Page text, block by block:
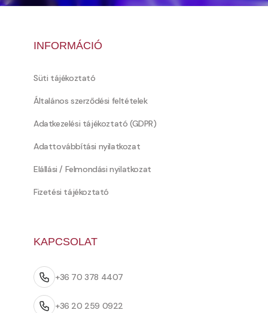
INFORMÁCIÓ
Süti tájékoztató
Általános szerződési feltételek
Adatkezelési tájékoztató (GDPR)
Adattovábbítási nyilatkozat
Elállási / Felmondási nyilatkozat
Fizetési tájékoztató
KAPCSOLAT
+36 70 378 4407
+36 20 259 0922